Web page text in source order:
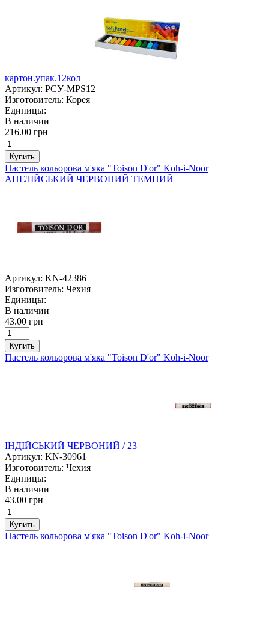
картон.упак.12кол
Артикул: РСУ-MPS12
Изготовитель: Корея
Единицы:
В наличии
216.00 грн
Купить
Пастель кольорова м'яка "Toison D'or" Koh-i-Noor
АНГЛІЙСЬКИЙ ЧЕРВОНИЙ ТЕМНИЙ
Артикул: KN-42386
Изготовитель: Чехия
Единицы:
В наличии
43.00 грн
Купить
Пастель кольорова м'яка "Toison D'or" Koh-i-Noor
ІНДІЙСЬКИЙ ЧЕРВОНИЙ / 23
Артикул: KN-30961
Изготовитель: Чехия
Единицы:
В наличии
43.00 грн
Купить
Пастель кольорова м'яка "Toison D'or" Koh-i-Noor